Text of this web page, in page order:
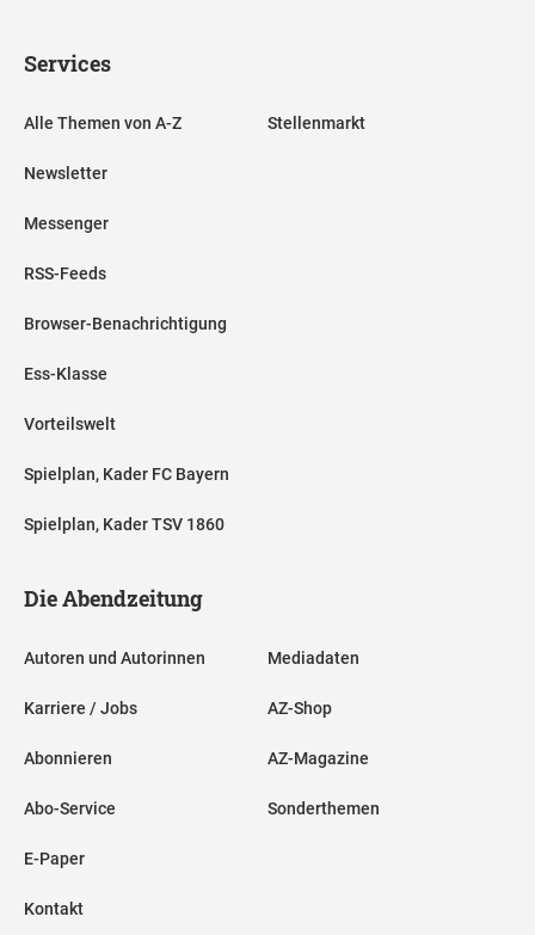
Services
Alle Themen von A-Z
Newsletter
Messenger
RSS-Feeds
Browser-Benachrichtigung
Ess-Klasse
Vorteilswelt
Spielplan, Kader FC Bayern
Spielplan, Kader TSV 1860
Stellenmarkt
Die Abendzeitung
Autoren und Autorinnen
Karriere / Jobs
Abonnieren
Abo-Service
E-Paper
Kontakt
Mediadaten
AZ-Shop
AZ-Magazine
Sonderthemen